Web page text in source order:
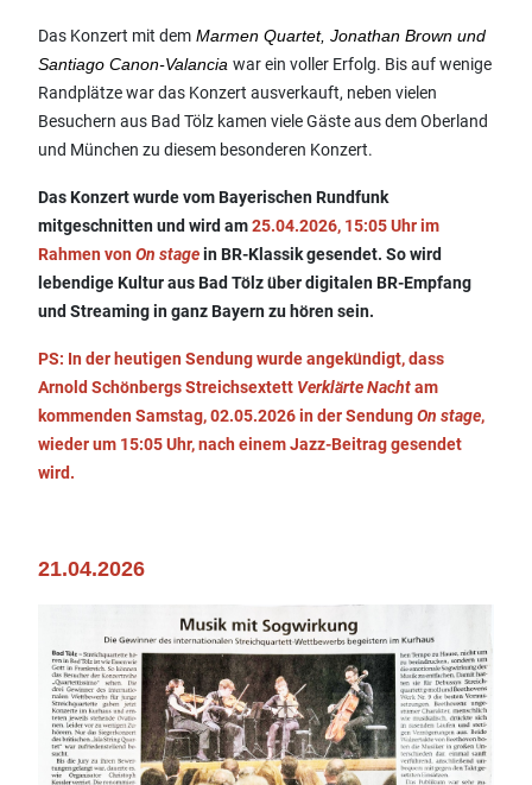
Das Konzert mit dem Marmen Quartet, Jonathan Brown und
Santiago Canon-Valancia war ein voller Erfolg. Bis auf wenige
Randplätze war das Konzert ausverkauft, neben vielen
Besuchern aus Bad Tölz kamen viele Gäste aus dem Oberland
und München zu diesem besonderen Konzert.
Das Konzert wurde vom Bayerischen Rundfunk
mitgeschnitten und wird am25.04.2026, 15:05 Uhr im
Rahmen vonOn stagein BR-Klassik gesendet. So wird
lebendige Kultur aus Bad Tölz über digitalen BR-Empfang
und Streaming in ganz Bayern zu hören sein.
PS: In der heutigen Sendung wurde angekündigt, dass
Arnold Schönbergs Streichsextett Verklärte Nachtam
kommenden Samstag, 02.05.2026 in der SendungOn stage,
wieder um 15:05 Uhr, nach einem Jazz-Beitrag gesendet
wird.
21.04.2026